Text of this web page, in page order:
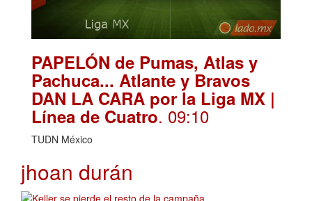
PAPELÓN de Pumas, Atlas y
Pachuca... Atlante y Bravos
DAN LA CARA por la Liga MX |
Línea de Cuatro. 09:10
TUDN México
jhoan durán